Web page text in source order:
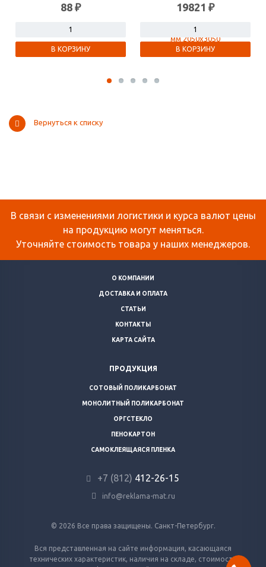
88 ₽
В КОРЗИНУ
19821 ₽
В КОРЗИНУ
Вернуться к списку
В связи с изменениями логистики и курса валют цены
на продукцию могут меняться.
Уточняйте стоимость товара у наших менеджеров.
О КОМПАНИИ
ДОСТАВКА И ОПЛАТА
СТАТЬИ
КОНТАКТЫ
КАРТА САЙТА
ПРОДУКЦИЯ
СОТОВЫЙ ПОЛИКАРБОНАТ
МОНОЛИТНЫЙ ПОЛИКАРБОНАТ
ОРГСТЕКЛО
ПЕНОКАРТОН
САМОКЛЕЯЩАЯСЯ ПЛЕНКА
+7 (812) 412-26-15
info@reklama-mat.ru
© 2026 Все права защищены. Санкт-Петербург.
Вся представленная на сайте информация, касающаяся
технических характеристик, наличия на складе, стоимости